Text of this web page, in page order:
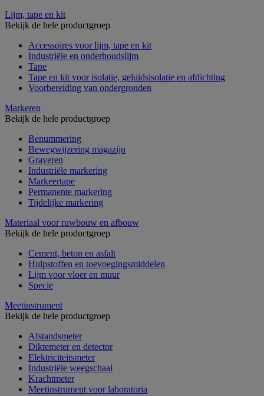
Lijm, tape en kit
Bekijk de hele productgroep
Accessoires voor lijm, tape en kit
Industriële en onderhoudslijm
Tape
Tape en kit voor isolatie, geluidsisolatie en afdichting
Voorbereiding van ondergronden
Markeren
Bekijk de hele productgroep
Benummering
Bewegwijzering magazijn
Graveren
Industriële markering
Markeertape
Permanente markering
Tijdelijke markering
Materiaal voor ruwbouw en afbouw
Bekijk de hele productgroep
Cement, beton en asfalt
Hulpstoffen en toevoegingsmiddelen
Lijm voor vloer en muur
Specie
Meetinstrument
Bekijk de hele productgroep
Afstandsmeter
Diktemeter en detector
Elektriciteitsmeter
Industriële weegschaal
Krachtmeter
Meetinstrument voor laboratoria